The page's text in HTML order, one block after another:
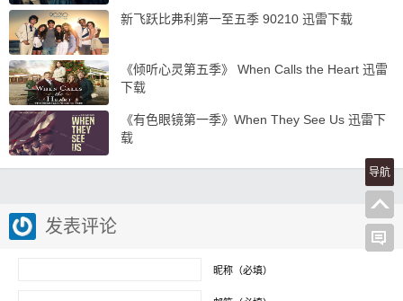
新飞跃比弗利第一至五季 90210 迅雷下载
《倾听心灵第五季》 When Calls the Heart 迅雷
下载
《有色眼镜第一季》When They See Us 迅雷下
载
发表评论
昵称（必填）
导航